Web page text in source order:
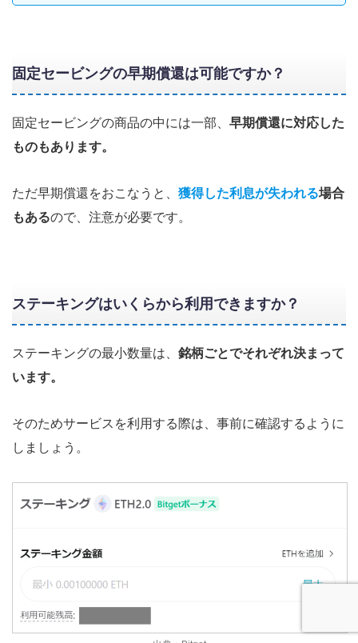
固定セービングの早期償還は可能ですか？
固定セービングの商品の中には一部、 早期償還に対応した
ものもあります。
ただ早期償還をおこなうと、 獲得した利息が失われる場合
もあるので、注意が必要です。
ステーキングはいくらから利用できますか？
ステーキングの最小数量は、 銘柄ごとでそれぞれ決まって
います。
そのためサービスを利用する際は、事前に確認するように
しましょう。